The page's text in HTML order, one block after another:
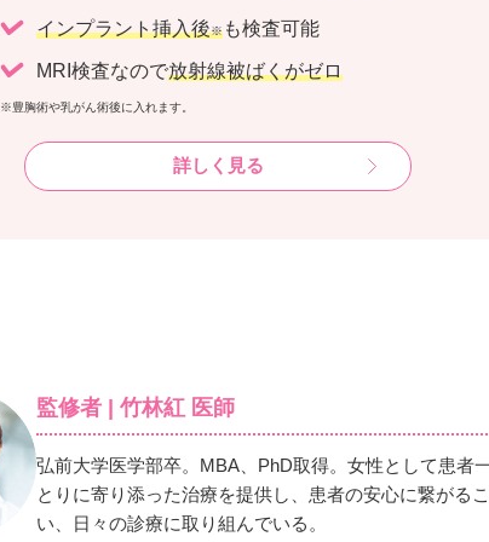
インプラント挿入後※ も検査可能
MRI検査なので放射線被ばくがゼロ
※豊胸術や乳がん術後に入れます。
詳しく見る
監修者 | 竹林紅 医師
弘前大学医学部卒。MBA、PhD取得。女性として患者
とりに寄り添った治療を提供し、患者の安心に繋がる
い、日々の診療に取り組んでいる。